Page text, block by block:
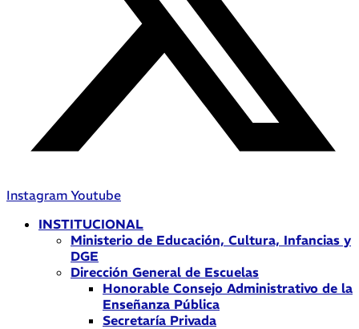
Instagram Youtube
INSTITUCIONAL
Ministerio de Educación, Cultura, Infancias y
DGE
Dirección General de Escuelas
Honorable Consejo Administrativo de la
Enseñanza Pública
Secretaría Privada